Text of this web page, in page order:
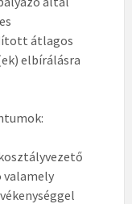
átlagos
elbírálásra
valamely